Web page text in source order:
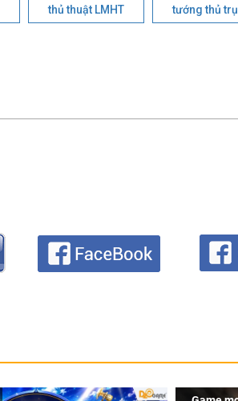
thủ thuật LMHT tướng thủ trụ